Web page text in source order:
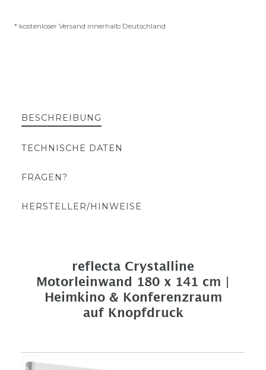
* kostenloser Versand innerhalb Deutschland
BESCHREIBUNG
TECHNISCHE DATEN
FRAGEN?
HERSTELLER/HINWEISE
reflecta Crystalline
Motorleinwand 180 x 141 cm |
Heimkino & Konferenzraum
auf Knopfdruck